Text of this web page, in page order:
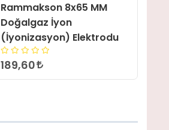
Rammakson 14x350 MM
Doğalgaz İyon
(İyonizasyon) Elektrodu
668,40